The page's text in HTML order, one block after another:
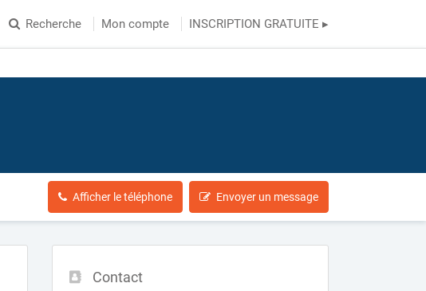
Recherche Mon compte INSCRIPTION GRATUITE ▸
Afficher le téléphone Envoyer un message
Contact